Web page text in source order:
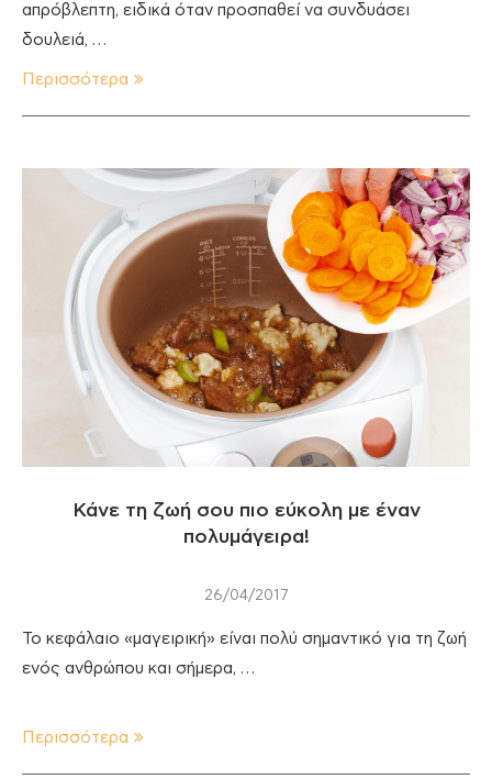
απρόβλεπτη, ειδικά όταν προσπαθεί να συνδυάσει
δουλειά, …
Περισσότερα
Κάνε τη ζωή σου πιο εύκολη με έναν
πολυμάγειρα!
26/04/2017
Το κεφάλαιο «μαγειρική» είναι πολύ σημαντικό για τη ζωή
ενός ανθρώπου και σήμερα, …
Περισσότερα